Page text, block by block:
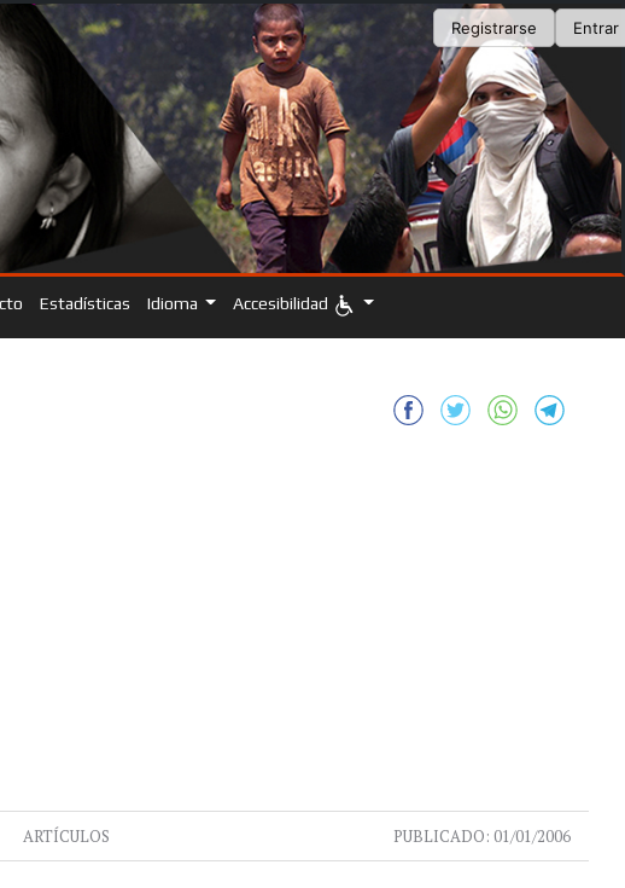
Registrarse Entrar
Estadísticas Idioma Accesibilidad
ARTÍCULOS PUBLICADO: 01/01/2006